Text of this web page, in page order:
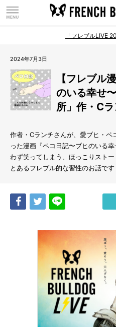
「フレブルLIVE
2024年7月3日
【フレブル
のいる幸せ
所」作・C
作者・Cランチさんが、愛ブヒ・
った漫画『ペコ日記〜ブヒのいる
わず笑ってしまう、ほっこりスト
とあるフレブル的な習性のお話です
Share Tweet